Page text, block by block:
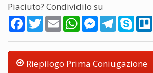
Piaciuto? Condividilo su
FacebookTwitterEmail WhatsAppMessengerTelegramSkype
Riepilogo Prima Coniugazione